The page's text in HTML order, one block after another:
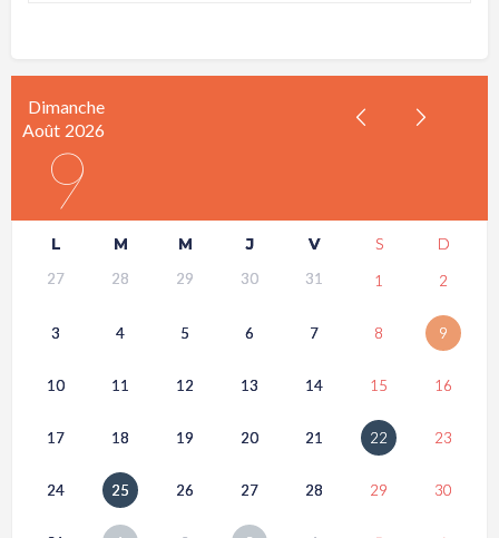
Dimanche
Août 2026
9
L M M J V S D
27 28 29 30 31 1 2
3 4 5 6 7 8 9
10 11 12 13 14 15 16
17 18 19 20 21 22 23
24 25 26 27 28 29 30